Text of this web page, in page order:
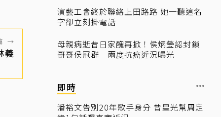
→
義
演藝工會終於聯絡上田路路 她一聽這名
字卻立刻掛電話
母親病逝昔日家醜再掀！侯炳瑩認封鎖
哥哥侯冠群 兩度抗癌近況曝光
即時
潘裕文告別20年歌手身分 昔星光幫周定